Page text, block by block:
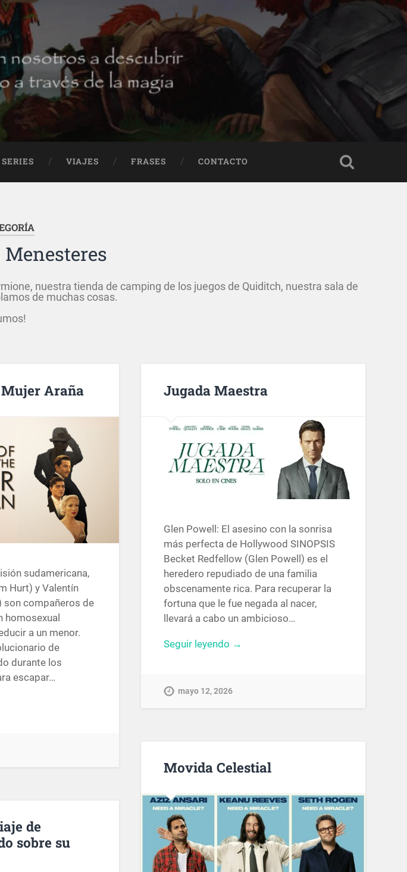
VIAJES FRASES CONTACTO
Menesteres
nuestra tienda de camping de los juegos de Quiditch, nuestra sala de
de muchas cosas.
Mujer Araña
sudamericana,
Hurt) y Valentín
son compañeros de
homosexual
a un menor.
de
durante los
escapar…
Jugada Maestra
Glen Powell: El asesino con la sonrisa
más perfecta de Hollywood SINOPSIS
Becket Redfellow (Glen Powell) es el
heredero repudiado de una familia
obscenamente rica. Para recuperar la
fortuna que le fue negada al nacer,
llevará a cabo un ambicioso…
Seguir leyendo →
mayo 12, 2026
Movida Celestial
de
sobre su